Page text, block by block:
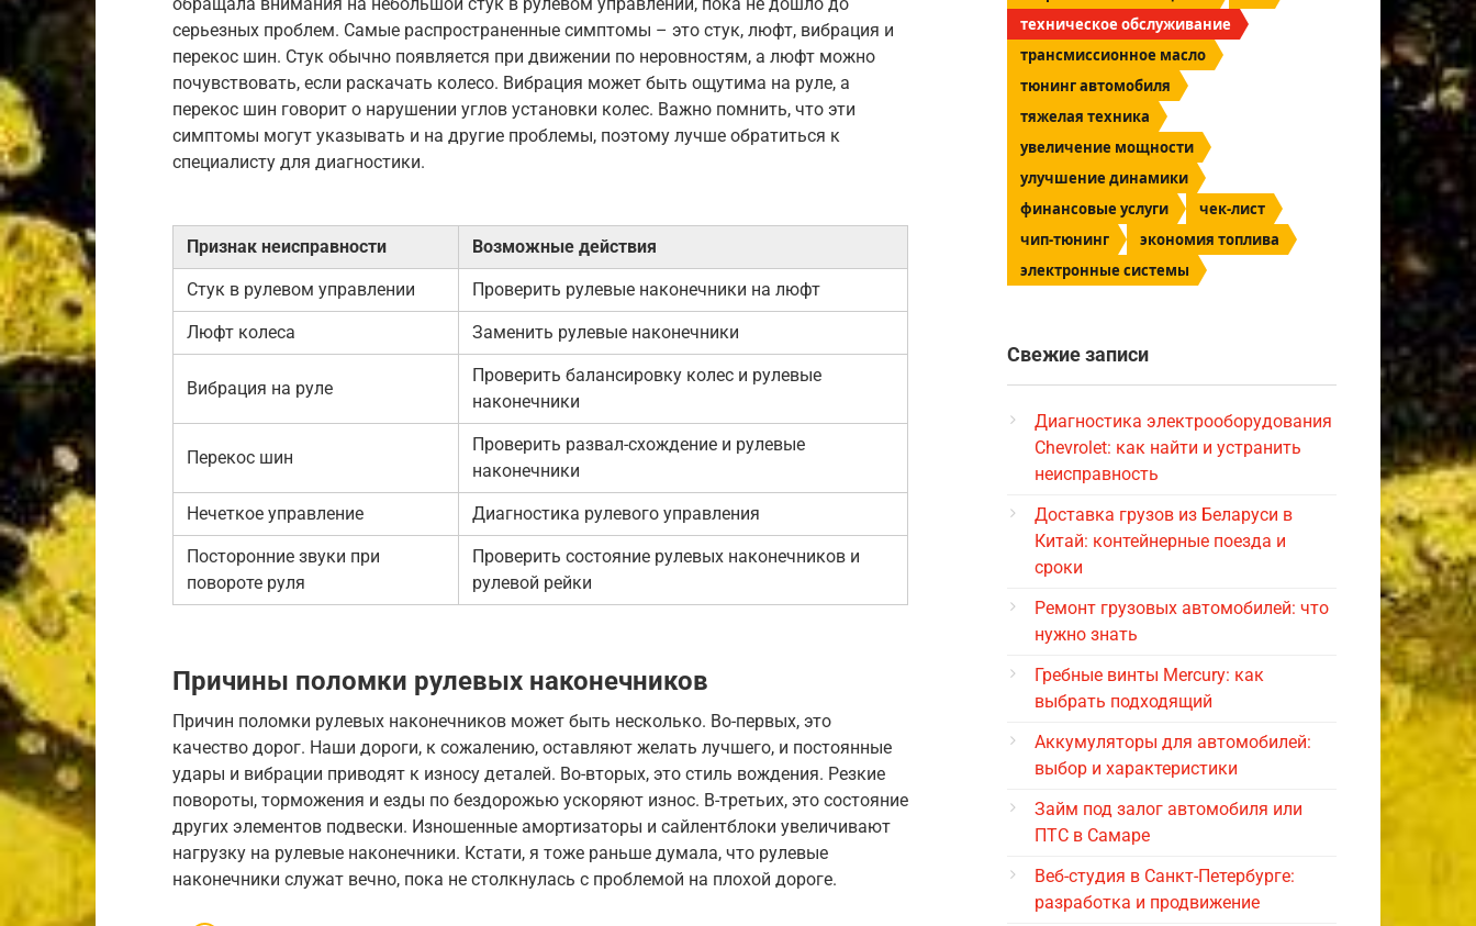
серьезных проблем. Самые распространенные симптомы – это стук, люфт, вибрация и
перекос шин. Стук обычно появляется при движении по неровностям, а люфт можно
почувствовать, если раскачать колесо. Вибрация может быть ощутима на руле, а
перекос шин говорит о нарушении углов установки колес. Важно помнить, что эти
симптомы могут указывать и на другие проблемы, поэтому лучше обратиться к
специалисту для диагностики.
Признак неисправности Возможные действия
Стук в рулевом управлении Проверить рулевые наконечники на люфт
Люфт колеса Заменить рулевые наконечники
Вибрация на руле
Проверить балансировку колес и рулевые
наконечники
Перекос шин
Проверить развал-схождение и рулевые
наконечники
Нечеткое управление Диагностика рулевого управления
Посторонние звуки при
повороте руля
Проверить состояние рулевых наконечников и
рулевой рейки
Причины поломки рулевых наконечников
Причин поломки рулевых наконечников может быть несколько. Во-первых, это
качество дорог. Наши дороги, к сожалению, оставляют желать лучшего, и постоянные
удары и вибрации приводят к износу деталей. Во-вторых, это стиль вождения. Резкие
повороты, торможения и езды по бездорожью ускоряют износ. В-третьих, это состояние
других элементов подвески. Изношенные амортизаторы и сайлентблоки увеличивают
нагрузку на рулевые наконечники. Кстати, я тоже раньше думала, что рулевые
наконечники служат вечно, пока не столкнулась с проблемой на плохой дороге.
техническое обслуживание
трансмиссионное масло
тюнинг автомобиля
тяжелая техника
увеличение мощности
улучшение динамики
финансовые услуги
чек-лист
чип-тюнинг
экономия топлива
электронные системы
Свежие записи
Диагностика электрооборудования
Chevrolet: как найти и устранить
неисправность
Доставка грузов из Беларуси в
Китай: контейнерные поезда и
сроки
Ремонт грузовых автомобилей: что
нужно знать
Гребные винты Mercury: как
выбрать подходящий
Аккумуляторы для автомобилей:
выбор и характеристики
Займ под залог автомобиля или
ПТС в Самаре
Веб-студия в Санкт-Петербурге:
разработка и продвижение